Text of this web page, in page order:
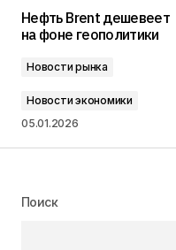
Нефть Brent дешевеет
на фоне геополитики
Новости рынка
Новости экономики
05.01.2026
Поиск